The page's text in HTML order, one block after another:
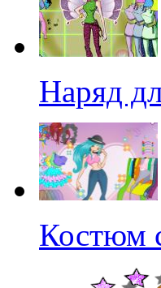
Наряд
Костюм